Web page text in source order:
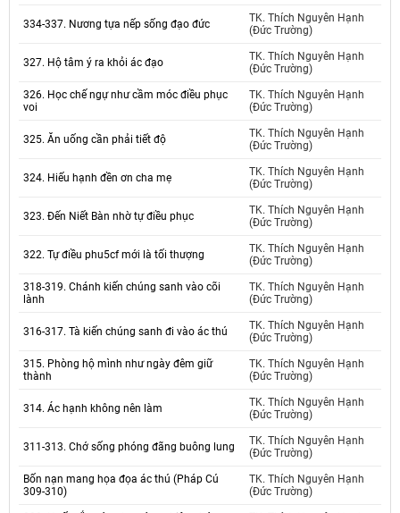
334-337. Nương tựa nếp sống đạo đức
TK. Thích Nguyên Hạnh
(Đức Trường)
327. Hộ tâm ý ra khỏi ác đạo
TK. Thích Nguyên Hạnh
(Đức Trường)
326. Học chế ngự như cầm móc điều phục
voi
TK. Thích Nguyên Hạnh
(Đức Trường)
325. Ăn uống cần phải tiết độ
TK. Thích Nguyên Hạnh
(Đức Trường)
324. Hiếu hạnh đền ơn cha mẹ
TK. Thích Nguyên Hạnh
(Đức Trường)
323. Đến Niết Bàn nhờ tự điều phục
TK. Thích Nguyên Hạnh
(Đức Trường)
322. Tự điều phu5cf mới là tối thượng
TK. Thích Nguyên Hạnh
(Đức Trường)
318-319. Chánh kiến chúng sanh vào cõi
lành
TK. Thích Nguyên Hạnh
(Đức Trường)
316-317. Tà kiến chúng sanh đi vào ác thú
TK. Thích Nguyên Hạnh
(Đức Trường)
315. Phòng hộ mình như ngày đêm giữ
thành
TK. Thích Nguyên Hạnh
(Đức Trường)
314. Ác hạnh không nên làm
TK. Thích Nguyên Hạnh
(Đức Trường)
311-313. Chớ sống phóng đãng buông lung
TK. Thích Nguyên Hạnh
(Đức Trường)
Bốn nạn mang họa đọa ác thú (Pháp Cú
309-310)
TK. Thích Nguyên Hạnh
(Đức Trường)